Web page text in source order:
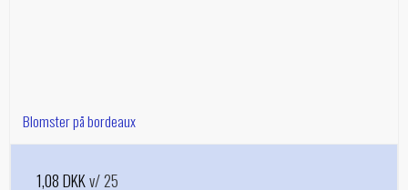
Blomster på bordeaux
1,08 DKKv/ 25